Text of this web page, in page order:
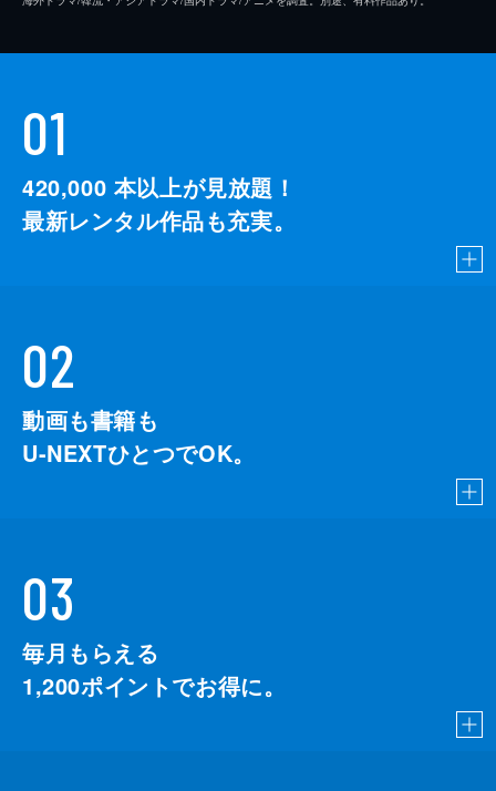
01
420,000 本以上が見放題！
最新レンタル作品も充実。
02
動画も書籍も
U-NEXTひとつでOK。
03
毎月もらえる
1,200ポイントでお得に。